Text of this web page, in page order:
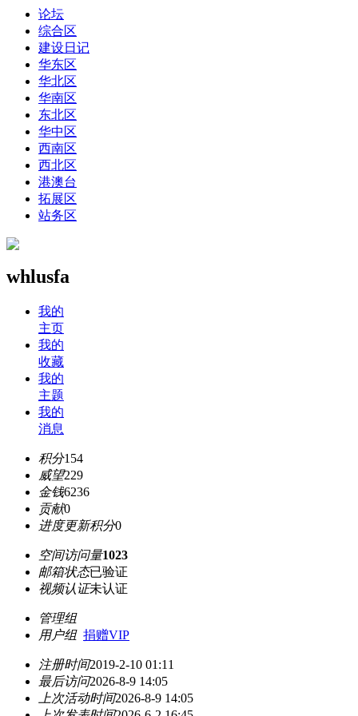
论坛
综合区
建设日记
华东区
华北区
华南区
东北区
华中区
西南区
西北区
港澳台
拓展区
站务区
whlusfa
我的
主页
我的
收藏
我的
主题
我的
消息
积分154
威望229
金钱6236
贡献0
进度更新积分0
空间访问量1023
邮箱状态已验证
视频认证未认证
管理组
用户组 捐赠VIP
注册时间2019-2-10 01:11
最后访问2026-8-9 14:05
上次活动时间2026-8-9 14:05